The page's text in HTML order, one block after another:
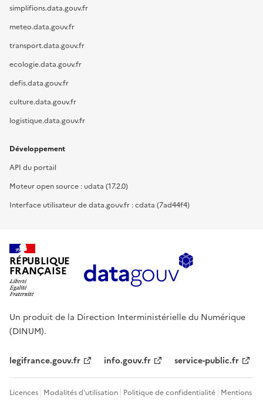
simplifions.data.gouv.fr
meteo.data.gouv.fr
transport.data.gouv.fr
ecologie.data.gouv.fr
defis.data.gouv.fr
culture.data.gouv.fr
logistique.data.gouv.fr
Développement
API du portail
Moteur open source : udata (17.2.0)
Interface utilisateur de data.gouv.fr : cdata (7ad44f4)
RÉPUBLIQUE
FRANÇAISE
Un produit de la Direction Interministérielle du Numérique
(DINUM).
legifrance.gouv.fr info.gouv.fr service-public.fr
Licences Modalités d'utilisation Politique de confidentialité Mentions